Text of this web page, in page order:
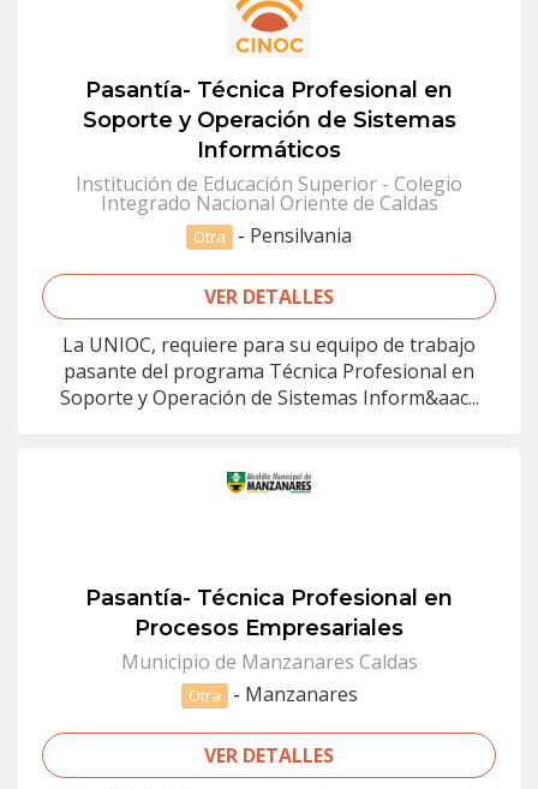
Pasantía- Técnica Profesional en
Soporte y Operación de Sistemas
Informáticos
Institución de Educación Superior - Colegio
Integrado Nacional Oriente de Caldas
Otra - Pensilvania
VER DETALLES
La UNIOC, requiere para su equipo de trabajo
pasante del programa Técnica Profesional en
Soporte y Operación de Sistemas Inform&aac...
Pasantía- Técnica Profesional en
Procesos Empresariales
Municipio de Manzanares Caldas
Otra - Manzanares
VER DETALLES